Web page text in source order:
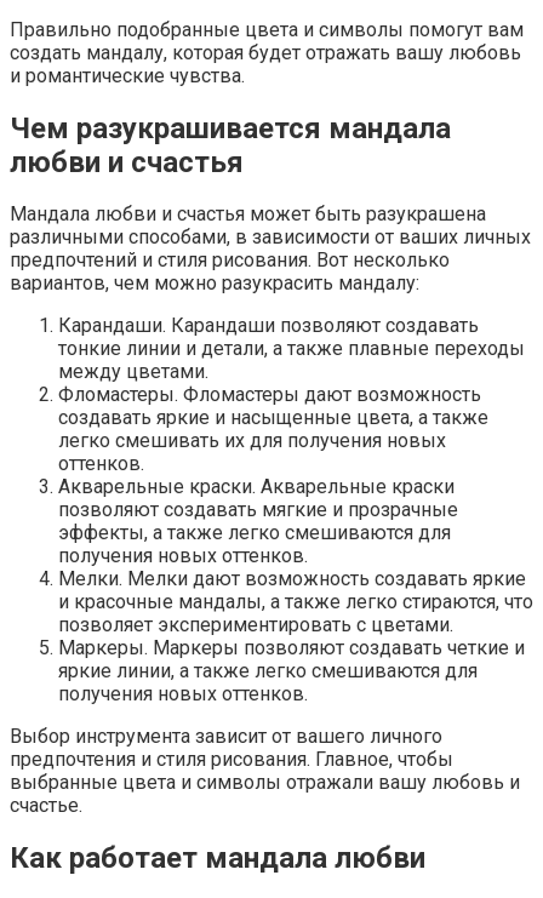
Правильно подобранные цвета и символы помогут вам
создать мандалу, которая будет отражать вашу любовь
и романтические чувства.
Чем разукрашивается мандала
любви и счастья
Мандала любви и счастья может быть разукрашена
различными способами, в зависимости от ваших личных
предпочтений и стиля рисования. Вот несколько
вариантов, чем можно разукрасить мандалу:
Карандаши. Карандаши позволяют создавать
тонкие линии и детали, а также плавные переходы
между цветами.
Фломастеры. Фломастеры дают возможность
создавать яркие и насыщенные цвета, а также
легко смешивать их для получения новых
оттенков.
Акварельные краски. Акварельные краски
позволяют создавать мягкие и прозрачные
эффекты, а также легко смешиваются для
получения новых оттенков.
Мелки. Мелки дают возможность создавать яркие
и красочные мандалы, а также легко стираются, что
позволяет экспериментировать с цветами.
Маркеры. Маркеры позволяют создавать четкие и
яркие линии, а также легко смешиваются для
получения новых оттенков.
Выбор инструмента зависит от вашего личного
предпочтения и стиля рисования. Главное, чтобы
выбранные цвета и символы отражали вашу любовь и
счастье.
Как работает мандала любви